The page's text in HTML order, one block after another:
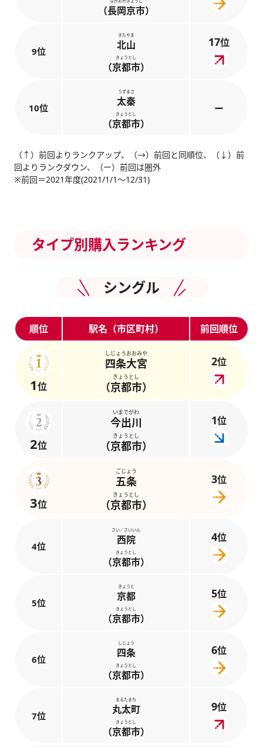
（長岡京市）
9位
きたやま
北山
きょうとし
（京都市）
17位
10位
うずまさ
太秦
きょうとし
（京都市）
ー
（↑）前回よりランクアップ、（→）前回と同順位、（↓）前
回よりランクダウン、（ー）前回は圏外
※前回＝2021年度(2021/1/1～12/31)
タイプ別購入ランキング
シングル
順位 駅名（市区町村） 前回順位
1位
しじょうおおみや
四条大宮
きょうとし
（京都市）
2位
2位
いまでがわ
今出川
きょうとし
（京都市）
1位
3位
ごじょう
五条
きょうとし
（京都市）
3位
4位
さい／さいいん
西院
きょうとし
（京都市）
4位
5位
きょうと
京都
きょうとし
（京都市）
5位
6位
しじょう
四条
きょうとし
（京都市）
6位
7位
まるたまち
丸太町
きょうとし
（京都市）
9位